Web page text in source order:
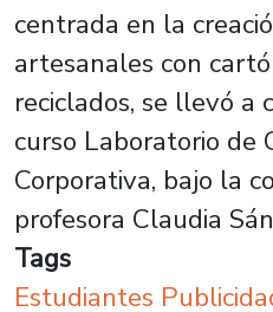
centrada en la
artesanales con
reciclados, se llevó a
curso Laboratorio de
Corporativa, bajo la
profesora Claudia
Tags
Estudiantes